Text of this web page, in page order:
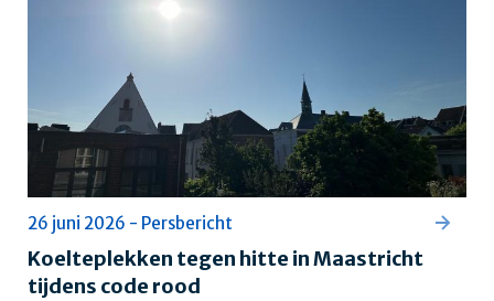
Koelteplekken tegen hitte in Maastricht
tijdens code rood
26 juni 2026 - Persbericht